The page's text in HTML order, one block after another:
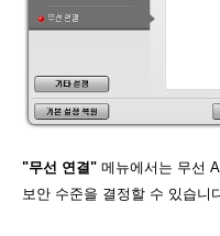
"무선 연결" 메뉴에서는 무선
보안 수준을 결정할 수 있습니